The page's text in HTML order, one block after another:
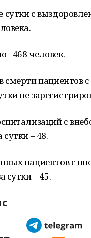
с
- 468 человек.
пациентов с
не
с
– 48.
пациентов с
сутки – 45.